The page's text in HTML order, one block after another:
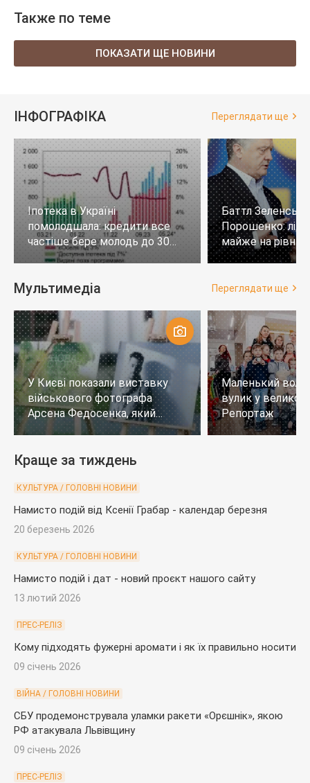
Также по теме
ПОКАЗАТИ ЩЕ НОВИНИ
ІНФОГРАФІКА Переглядати ще
Іпотека в Україні
помолодшала: кредити все
частіше бере молодь до 30
років
Баттл
Порошенко:
майже на
тих, хто не
Мультимедіа Переглядати ще
У Києві показали виставку
військового фотографа
Арсена Федосенка, який
загинув на війні
Маленький
вулик у
Репортаж
Краще за тиждень
КУЛЬТУРА / ГОЛОВНІ НОВИНИ
Намисто подій від Ксенії Грабар - календар березня
20 березень 2026
КУЛЬТУРА / ГОЛОВНІ НОВИНИ
Намисто подій і дат - новий проєкт нашого сайту
13 лютий 2026
ПРЕС-РЕЛІЗ
Кому підходять фужерні аромати і як їх правильно носити
09 січень 2026
ВІЙНА / ГОЛОВНІ НОВИНИ
СБУ продемонструвала уламки ракети «Орєшнік», якою
РФ атакувала Львівщину
09 січень 2026
ПРЕС-РЕЛІЗ